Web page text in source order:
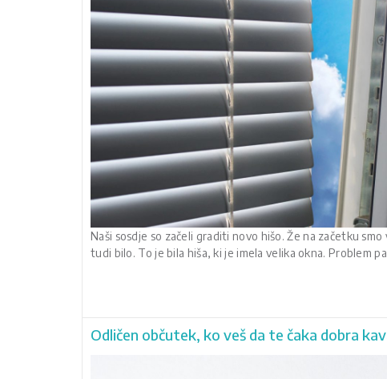
Naši sosdje so začeli graditi novo hišo. Že na začetku
tudi bilo. To je bila hiša, ki je imela velika okna. Problem
Odličen občutek, ko veš da te čaka dobra